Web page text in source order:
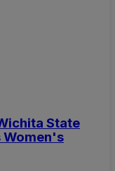
State
Women's